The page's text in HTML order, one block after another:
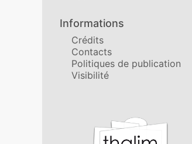
Informations
Crédits
Contacts
Politiques de publication
Visibilité
Affiliations/partenaires